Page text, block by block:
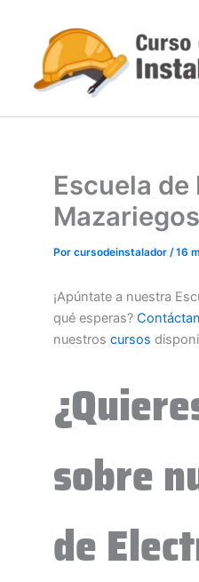
contenido
Escuela
Por cursodeinstalador /16
¡Apúntate a nuestra
qué esperas?
nuestros cursos
sobre
de